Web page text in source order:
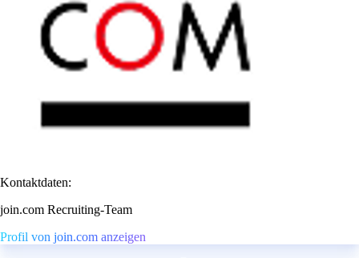
Kontaktdaten:
join.com Recruiting-Team
Profil von join.com anzeigen